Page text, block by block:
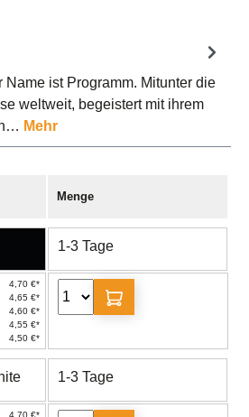
Name ist Programm. Mitunter die
weltweit, begeistert mit ihrem
Mehr
Menge
1-3 Tage
4,70 €*
4,65 €*
4,60 €*
4,55 €*
4,50 €*
1-3 Tage
4,70 €*